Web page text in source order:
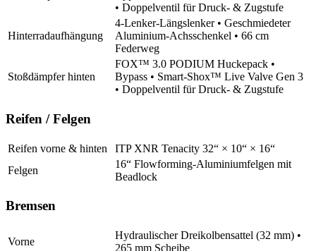
• Doppelventil für Druck- & Zugstufe
Hinterradaufhängung
4-Lenker-Längslenker • Geschmiedeter
Aluminium-Achsschenkel • 66 cm
Federweg
Stoßdämpfer hinten
FOX™ 3.0 PODIUM Huckepack •
Bypass • Smart-Shox™ Live Valve Gen 3
• Doppelventil für Druck- & Zugstufe
Reifen / Felgen
Reifen vorne & hinten
ITP XNR Tenacity 32“ × 10“ × 16“
Felgen
16“ Flowforming-Aluminiumfelgen mit
Beadlock
Bremsen
Vorne
Hydraulischer Dreikolbensattel (32 mm) •
265 mm Scheibe